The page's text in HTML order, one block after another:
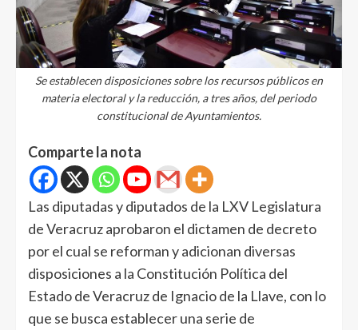
Se establecen disposiciones sobre los recursos públicos en
materia electoral y la reducción, a tres años, del periodo
constitucional de Ayuntamientos.
Comparte la nota
Las diputadas y diputados de la LXV Legislatura
de Veracruz aprobaron el dictamen de decreto
por el cual se reforman y adicionan diversas
disposiciones a la Constitución Política del
Estado de Veracruz de Ignacio de la Llave, con lo
que se busca establecer una serie de